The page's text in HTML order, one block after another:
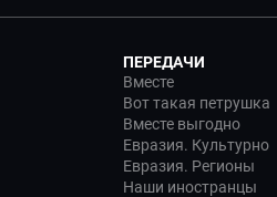
ПЕРЕДАЧИ
Вместе
Вот такая петрушка
Вместе выгодно
Евразия. Культурно
Евразия. Регионы
Наши иностранцы